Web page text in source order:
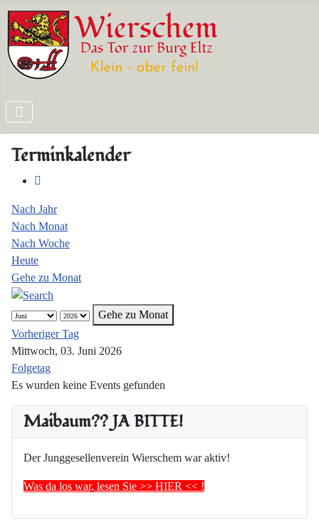
Maibaum?? JA BITTE!
Der Junggesellenverein Wierschem war aktiv!
Was da los war, lesen Sie >> HIER << !
Terminkalender
Nach Jahr
Nach Monat
Nach Woche
Heute
Gehe zu Monat
Gehe zu Monat
Vorheriger Tag
Mittwoch, 03. Juni 2026
Folgetag
Es wurden keine Events gefunden